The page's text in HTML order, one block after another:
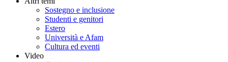
Sostegno e inclusione
Studenti e genitori
Estero
Università e Afam
Cultura ed eventi
Video